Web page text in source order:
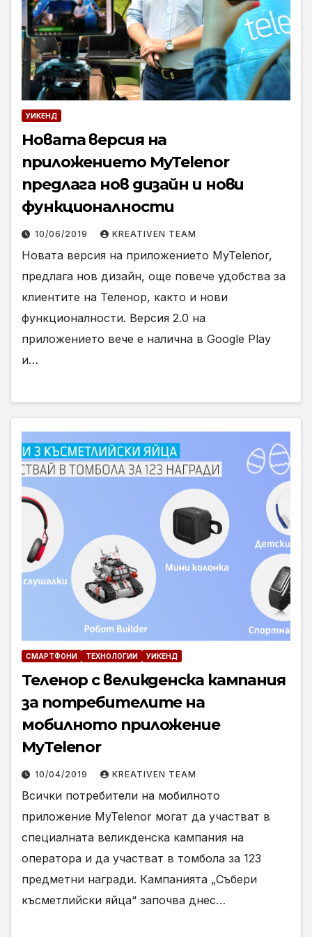
УИКЕНД
Новата версия на
приложението MyTelenor
предлага нов дизайн и нови
функционалности
10/06/2019 KREATIVEN TEAM
Новата версия на приложението MyTelenor,
предлага нов дизайн, още повече удобства за
клиентите на Теленор, както и нови
функционалности. Версия 2.0 на
приложението вече е налична в Google Play
и…
СМАРТФОНИ ТЕХНОЛОГИИ УИКЕНД
Теленор с великденска кампания
за потребителите на
мобилното приложение
MyTelenor
10/04/2019 KREATIVEN TEAM
Всички потребители на мобилното
приложение MyTelenor могат да участват в
специалната великденска кампания на
оператора и да участват в томбола за 123
предметни награди. Кампанията „Събери
късметлийски яйца“ започва днес…